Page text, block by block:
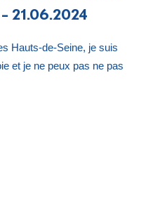
21.06.2024
Hauts-de-Seine, je suis
et je ne peux pas ne pas